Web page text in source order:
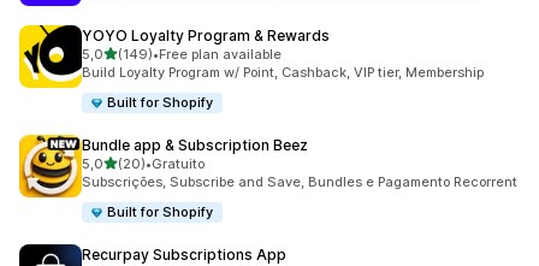
YOYO Loyalty Program & Rewards
5,0de 5 estrelas
(149)
149 total de avaliações
•Free plan available
Build Loyalty Program w/ Point, Cashback, VIP tier, Membership
Built for Shopify
Bundle app & Subscription Beez
5,0de 5 estrelas
(20)
20 total de avaliações
•Gratuito
Subscrições, Subscribe and Save, Bundles e Pagamento Recorrent
Built for Shopify
Recurpay Subscriptions App